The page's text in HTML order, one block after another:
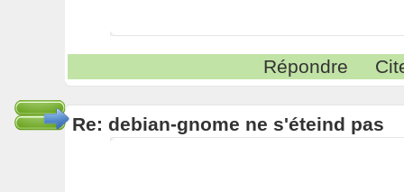
Répondre
Re: debian-gnome ne s'éteind pas